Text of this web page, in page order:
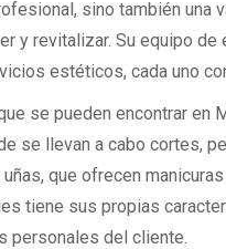
sino también una
y revitalizar. Su equipo de
estéticos, cada uno
se pueden encontrar en
se llevan a cabo cortes,
que ofrecen
tiene sus propias
personales del cliente.